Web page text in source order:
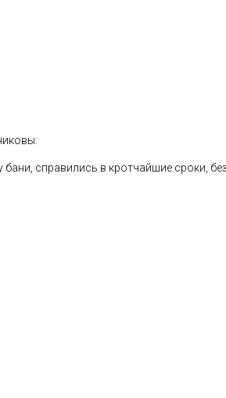
справились в кротчайшие сроки,